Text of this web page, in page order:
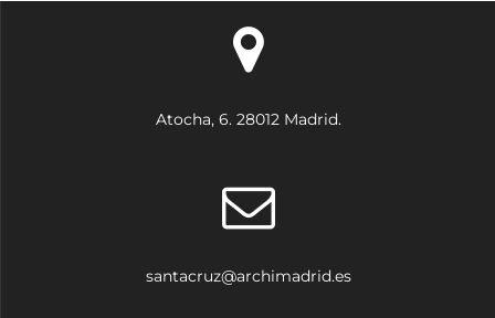
Atocha, 6. 28012 Madrid.
santacruz@archimadrid.es